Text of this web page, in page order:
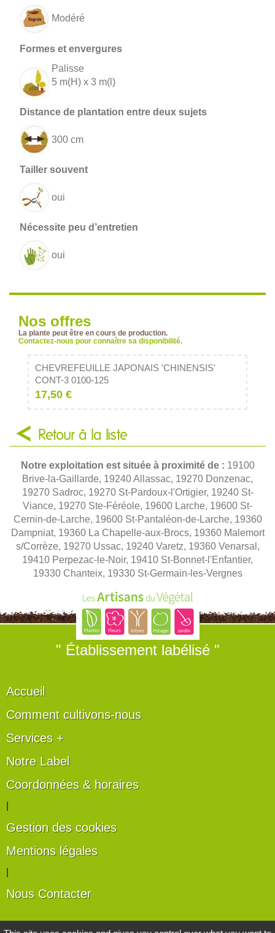
Modéré
Palisse
5 m(H) x 3 m(l)
300 cm
oui
oui
Nos offres
La plante peut être en cours de production.
Contactez-nous pour connaître sa disponibilité.
CHEVREFEUILLE JAPONAIS 'CHINENSIS'
CONT-3 0100-125
17,50 €
Retour à la liste
Notre exploitation est située à proximité de : 19100
Brive-la-Gaillarde, 19240 Allassac, 19270 Donzenac,
19270 Sadroc, 19270 St-Pardoux-l'Ortigier, 19240 St-
Viance, 19270 Ste-Féréole, 19600 Larche, 19600 St-
Cernin-de-Larche, 19600 St-Pantaléon-de-Larche, 19360
Dampniat, 19360 La Chapelle-aux-Brocs, 19360 Malemort
s/Corrèze, 19270 Ussac, 19240 Varetz, 19360 Venarsal,
19410 Perpezac-le-Noir, 19410 St-Bonnet-l'Enfantier,
19330 Chanteix, 19330 St-Germain-les-Vergnes
" Établissement labélisé "
Accueil
Comment cultivons-nous
Services +
Notre Label
Coordonnées & horaires
Gestion des cookies
Mentions légales
Nous Contacter